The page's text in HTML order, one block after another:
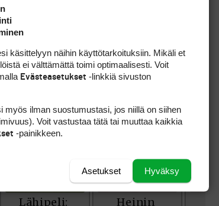
käsittelyyn näihin käyttötarkoituksiin. Mikäli et
ei välttämättä toimi optimaalisesti. Voit
Evästeasetukset -linkkiä sivuston
myös ilman suostumustasi, jos niillä on siihen
Voit vastustaa tätä tai muuttaa kaikkia
-painikkeen.
Hyväksy
Asetukset